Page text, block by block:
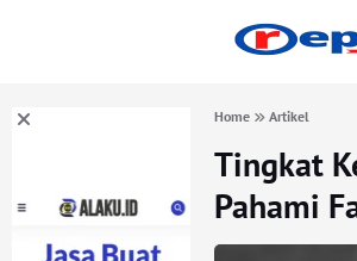
Home Artikel
Tingkat
Pahami